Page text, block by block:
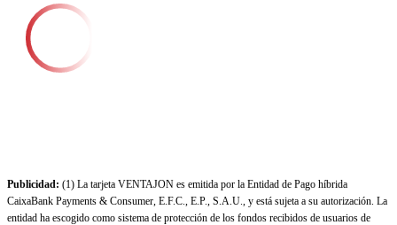
Publicidad: (1) La tarjeta VENTAJON es emitida por la Entidad de Pago híbrida
CaixaBank Payments & Consumer, E.F.C., E.P., S.A.U., y está sujeta a su autorización. La
entidad ha escogido como sistema de protección de los fondos recibidos de usuarios de